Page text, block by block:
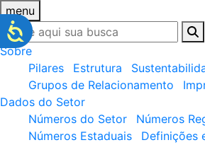
menu
Sobre
Pilares
Estrutura
Grupos de Relacionamento
Dados do Setor
Números do Setor
Números
Números Estaduais
Definições